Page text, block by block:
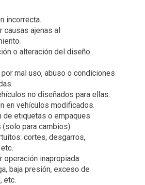
incorrecta.
causas ajenas al
o alteración del diseño
mal uso, abuso o condiciones
no diseñados para ellas.
en vehículos modificados.
de etiquetas o empaques
(solo para cambios).
cortes, desgarros,
operación inapropiada:
baja presión, exceso de
etc.